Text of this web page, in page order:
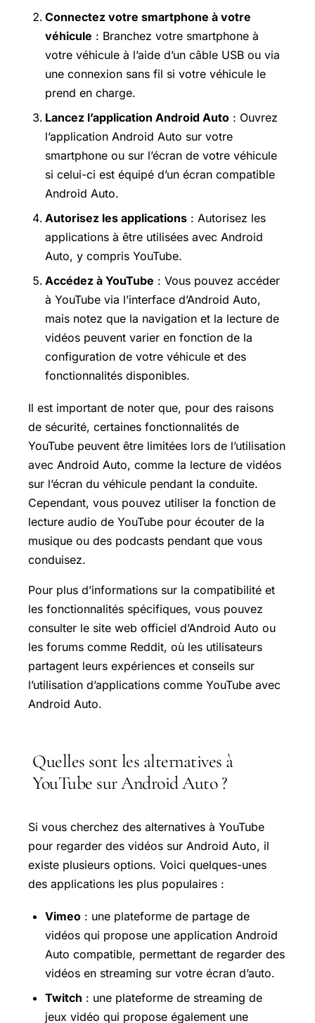
Connectez votre smartphone à votre
véhicule : Branchez votre smartphone à
votre véhicule à l’aide d’un câble USB ou via
une connexion sans fil si votre véhicule le
prend en charge.
Lancez l’application Android Auto : Ouvrez
l’application Android Auto sur votre
smartphone ou sur l’écran de votre véhicule
si celui-ci est équipé d’un écran compatible
Android Auto.
Autorisez les applications : Autorisez les
applications à être utilisées avec Android
Auto, y compris YouTube.
Accédez à YouTube : Vous pouvez accéder
à YouTube via l’interface d’Android Auto,
mais notez que la navigation et la lecture de
vidéos peuvent varier en fonction de la
configuration de votre véhicule et des
fonctionnalités disponibles.
Il est important de noter que, pour des raisons
de sécurité, certaines fonctionnalités de
YouTube peuvent être limitées lors de l’utilisation
avec Android Auto, comme la lecture de vidéos
sur l’écran du véhicule pendant la conduite.
Cependant, vous pouvez utiliser la fonction de
lecture audio de YouTube pour écouter de la
musique ou des podcasts pendant que vous
conduisez.
Pour plus d’informations sur la compatibilité et
les fonctionnalités spécifiques, vous pouvez
consulter le site web officiel d’Android Auto ou
les forums comme Reddit, où les utilisateurs
partagent leurs expériences et conseils sur
l’utilisation d’applications comme YouTube avec
Android Auto.
Quelles sont les alternatives à
YouTube sur Android Auto ?
Si vous cherchez des alternatives à YouTube
pour regarder des vidéos sur Android Auto, il
existe plusieurs options. Voici quelques-unes
des applications les plus populaires :
Vimeo : une plateforme de partage de
vidéos qui propose une application Android
Auto compatible, permettant de regarder des
vidéos en streaming sur votre écran d’auto.
Twitch : une plateforme de streaming de
jeux vidéo qui propose également une